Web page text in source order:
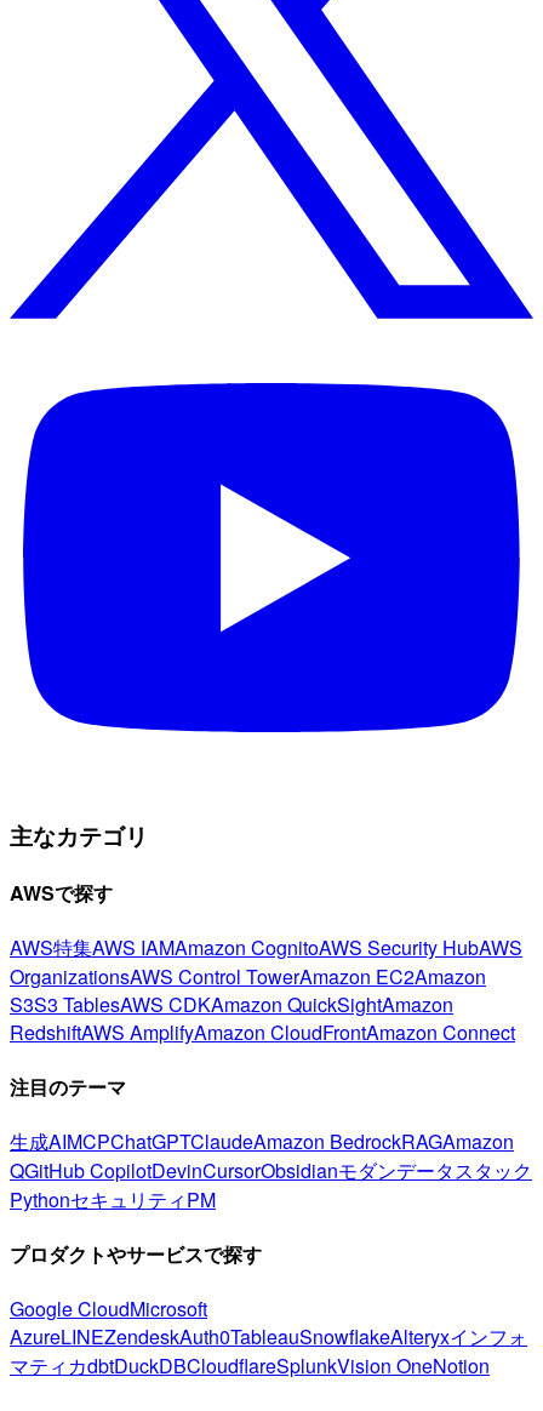
主なカテゴリ
AWSで探す
AWS特集AWS IAMAmazon CognitoAWS Security HubAWS
OrganizationsAWS Control TowerAmazon EC2Amazon
S3S3 TablesAWS CDKAmazon QuickSightAmazon
RedshiftAWS AmplifyAmazon CloudFrontAmazon Connect
注目のテーマ
生成AIMCPChatGPTClaudeAmazon BedrockRAGAmazon
QGitHub CopilotDevinCursorObsidianモダンデータスタック
PythonセキュリティPM
プロダクトやサービスで探す
Google CloudMicrosoft
AzureLINEZendeskAuth0TableauSnowflakeAlteryxインフォ
マティカdbtDuckDBCloudflareSplunkVision OneNotion